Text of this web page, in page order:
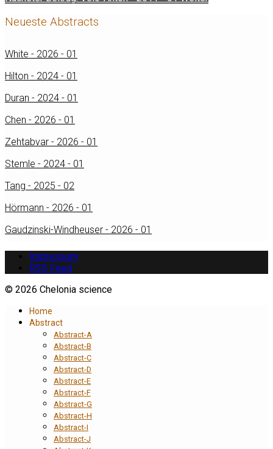
Neueste Abstracts
White - 2026 - 01
Hilton - 2024 - 01
Duran - 2024 - 01
Chen - 2026 - 01
Zehtabvar - 2026 - 01
Stemle - 2024 - 01
Tang - 2025 - 02
Hörmann - 2026 - 01
Gaudzinski-Windheuser - 2026 - 01
Impressum
RSS Feed
© 2026 Chelonia science
Home
Abstract
Abstract-A
Abstract-B
Abstract-C
Abstract-D
Abstract-E
Abstract-F
Abstract-G
Abstract-H
Abstract-I
Abstract-J